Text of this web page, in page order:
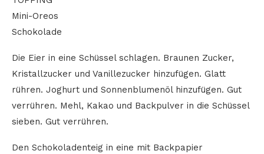
Mini-Oreos
Schokolade
Die Eier in eine Schüssel schlagen. Braunen Zucker,
Kristallzucker und Vanillezucker hinzufügen. Glatt
rühren. Joghurt und Sonnenblumenöl hinzufügen. Gut
verrühren. Mehl, Kakao und Backpulver in die Schüssel
sieben. Gut verrühren.
Den Schokoladenteig in eine mit Backpapier